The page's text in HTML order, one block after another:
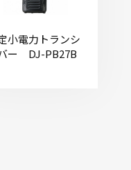
小電力トランシ
ー DJ-PB27B